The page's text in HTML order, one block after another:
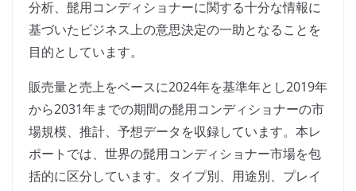
分析、髭用コンディショナーに関する十分な情報に
基づいたビジネス上の意思決定の一助となることを
目的としています。
販売量と売上をベースに2024年を基準年とし2019年
から2031年までの期間の髭用コンディショナーの市
場規模、推計、予想データを収録しています。本レ
ポートでは、世界の髭用コンディショナー市場を包
括的に区分しています。タイプ別、用途別、プレイ